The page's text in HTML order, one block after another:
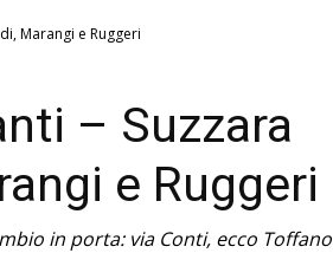
Voce
Marangi e Ruggeri
– Suzzara
e Ruggeri
in porta: via Conti, ecco Toffano